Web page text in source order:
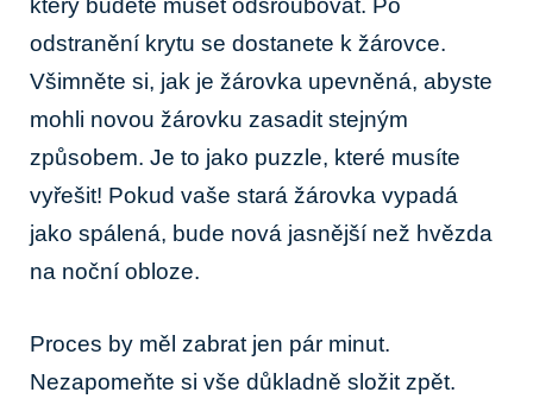
který budete muset odšroubovat. Po
odstranění krytu se dostanete k žárovce.
Všimněte si,⁢ jak je žárovka upevněná, abyste
mohli novou žárovku zasadit stejným
způsobem. Je to jako‌ puzzle, ⁣které musíte
vyřešit! Pokud vaše stará žárovka vypadá
jako spálená,⁣ bude‍ nová jasnější než hvězda
na noční obloze.
Proces by měl zabrat jen⁢ pár minut.
Nezapomeňte si vše ⁢důkladně složit zpět.